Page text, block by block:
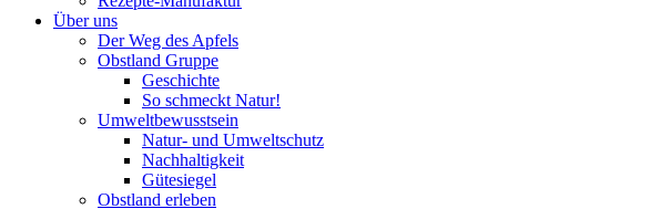
Über uns
Der Weg des Apfels
Obstland Gruppe
Geschichte
So schmeckt Natur!
Umweltbewusstsein
Natur- und Umweltschutz
Nachhaltigkeit
Gütesiegel
Obstland erleben